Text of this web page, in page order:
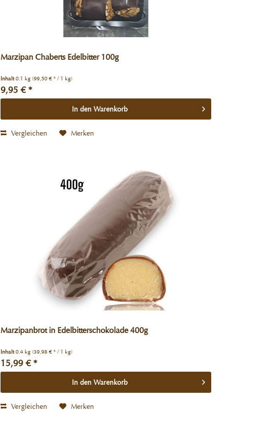
Marzipan Chaberts Edelbitter 100g
Inhalt0.1 kg(99,50 € * / 1 kg)
9,95 € *
In den Warenkorb
Vergleichen Merken
Marzipanbrot in Edelbitterschokolade 400g
Inhalt0.4 kg(39,98 € * / 1 kg)
15,99 € *
In den Warenkorb
Vergleichen Merken